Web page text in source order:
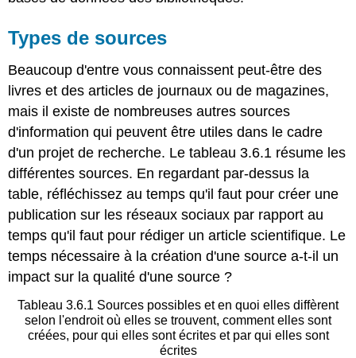
clés
des
termes
du
de
votre
recherche
Création
votre
propre
feuille
de
travail
par
mot
clé
Types de sources
Beaucoup d'entre vous connaissent peut-être des
livres et des articles de journaux ou de magazines,
mais il existe de nombreuses autres sources
d'information qui peuvent être utiles dans le cadre
d'un projet de recherche. Le tableau 3.6.1 résume les
différentes sources. En regardant par-dessus la
table, réfléchissez au temps qu'il faut pour créer une
publication sur les réseaux sociaux par rapport au
temps qu'il faut pour rédiger un article scientifique. Le
temps nécessaire à la création d'une source a-t-il un
impact sur la qualité d'une source ?
Tableau 3.6.1 Sources possibles et en quoi elles diffèrent
selon l'endroit où elles se trouvent, comment elles sont
créées, pour qui elles sont écrites et par qui elles sont
écrites